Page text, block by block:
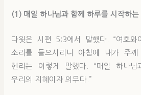
(1) 매일 하나님과 함께 하루를 시작하는
다윗은 시편 5:3에서 말했다. “여호와
소리를 들으시리니 아침에 내가 주께
헨리는 이렇게 말했다. “매일 하나님
우리의 지혜이자 의무다.”